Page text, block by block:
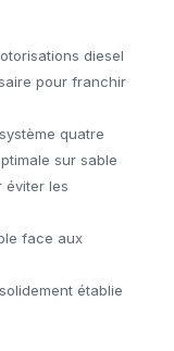
diesel
pour franchir
quatre
sur sable
éviter les
face aux
établie